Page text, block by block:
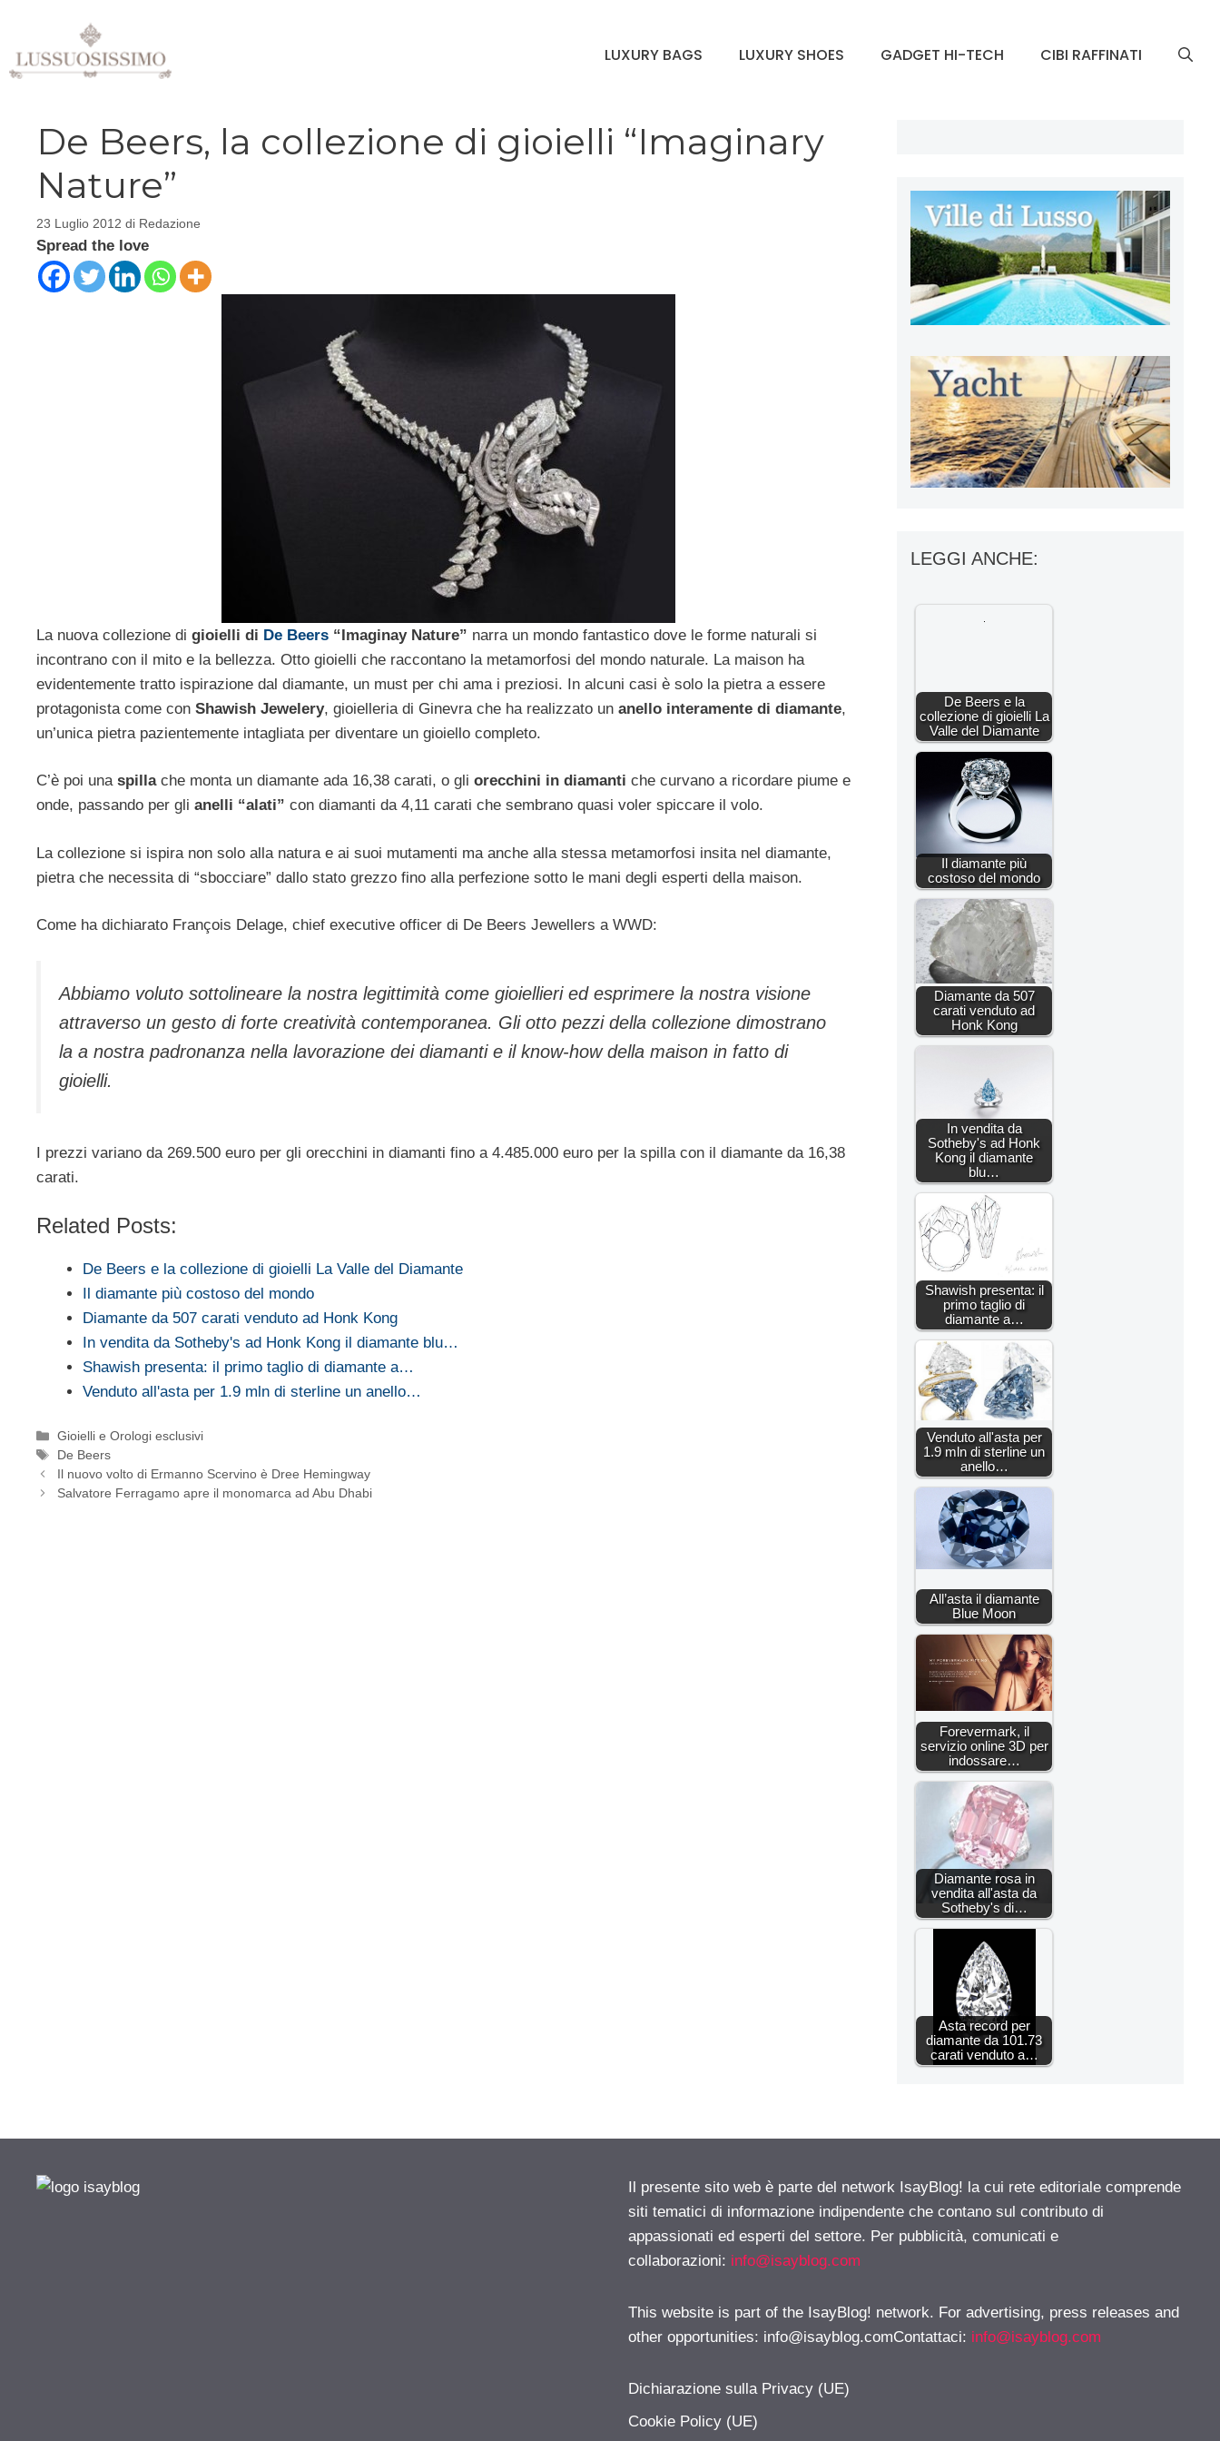
contenuto
LUXURY BAGS LUXURY SHOES GADGET HI-TECH CIBI RAFFINATI
De Beers, la collezione di gioielli “Imaginary
Nature”
23 Luglio 2012 di Redazione
Spread the love
La nuova collezione di gioielli di De Beers “Imaginay Nature” narra un mondo fantastico dove le forme naturali si
incontrano con il mito e la bellezza. Otto gioielli che raccontano la metamorfosi del mondo naturale. La maison ha
evidentemente tratto ispirazione dal diamante, un must per chi ama i preziosi. In alcuni casi è solo la pietra a essere
protagonista come con Shawish Jewelery, gioielleria di Ginevra che ha realizzato un anello interamente di diamante,
un’unica pietra pazientemente intagliata per diventare un gioiello completo.
C’è poi una spillache monta un diamante ada 16,38 carati, o gli orecchini in diamanti che curvano a ricordare piume e
onde, passando per gli anelli “alati” con diamanti da 4,11 carati che sembrano quasi voler spiccare il volo.
La collezione si ispira non solo alla natura e ai suoi mutamenti ma anche alla stessa metamorfosi insita nel diamante,
pietra che necessita di “sbocciare” dallo stato grezzo fino alla perfezione sotto le mani degli esperti della maison.
Come ha dichiarato François Delage, chief executive officer di De Beers Jewellers a WWD:
Abbiamo voluto sottolineare la nostra legittimità come gioiellieri ed esprimere la nostra visione
attraverso un gesto di forte creatività contemporanea. Gli otto pezzi della collezione dimostrano
la a nostra padronanza nella lavorazione dei diamanti e il know-how della maison in fatto di
gioielli.
I prezzi variano da 269.500 euro per gli orecchini in diamanti fino a 4.485.000 euro per la spilla con il diamante da 16,38
carati.
Related Posts:
De Beers e la collezione di gioielli La Valle del Diamante
Il diamante più costoso del mondo
Diamante da 507 carati venduto ad Honk Kong
In vendita da Sotheby's ad Honk Kong il diamante blu…
Shawish presenta: il primo taglio di diamante a…
Venduto all'asta per 1.9 mln di sterline un anello…
Categorie
Gioielli e Orologi esclusivi
Tag
De Beers
Il nuovo volto di Ermanno Scervino è Dree Hemingway
Salvatore Ferragamo apre il monomarca ad Abu Dhabi
LEGGI ANCHE:
De Beers e la
collezione di gioielli La
Valle del Diamante
Il diamante più
costoso del mondo
Diamante da 507
carati venduto ad
Honk Kong
In vendita da
Sotheby's ad Honk
Kong il diamante
blu…
Shawish presenta: il
primo taglio di
diamante a…
Venduto all'asta per
1.9 mln di sterline un
anello…
All’asta il diamante
Blue Moon
Forevermark, il
servizio online 3D per
indossare…
Diamante rosa in
vendita all'asta da
Sotheby's di…
Asta record per
diamante da 101.73
carati venduto a…
Il presente sito web è parte del network IsayBlog! la cui rete editoriale comprende
siti tematici di informazione indipendente che contano sul contributo di
appassionati ed esperti del settore. Per pubblicità, comunicati e
collaborazioni: info@isayblog.com
This website is part of the IsayBlog! network. For advertising, press releases and
other opportunities: info@isayblog.comContattaci: info@isayblog.com
Dichiarazione sulla Privacy (UE)
Cookie Policy (UE)